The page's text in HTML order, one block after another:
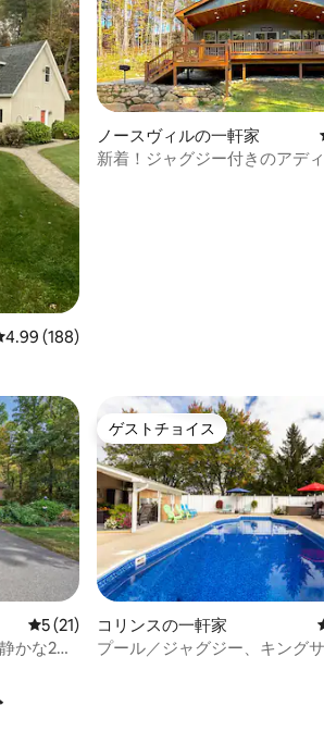
ビュー188件、5つ星中4.99つ星の平均評価
4.99 (188)
ノースヴィルの一軒家
新着！ジャグジー付きのアデ
レビュー21件、5つ星中5つ星の平均評価
5 (21)
かな2ベ
ゲストチョイス
ゲストチョイス
コリンスの一軒家
プール／ジャグジー、キング